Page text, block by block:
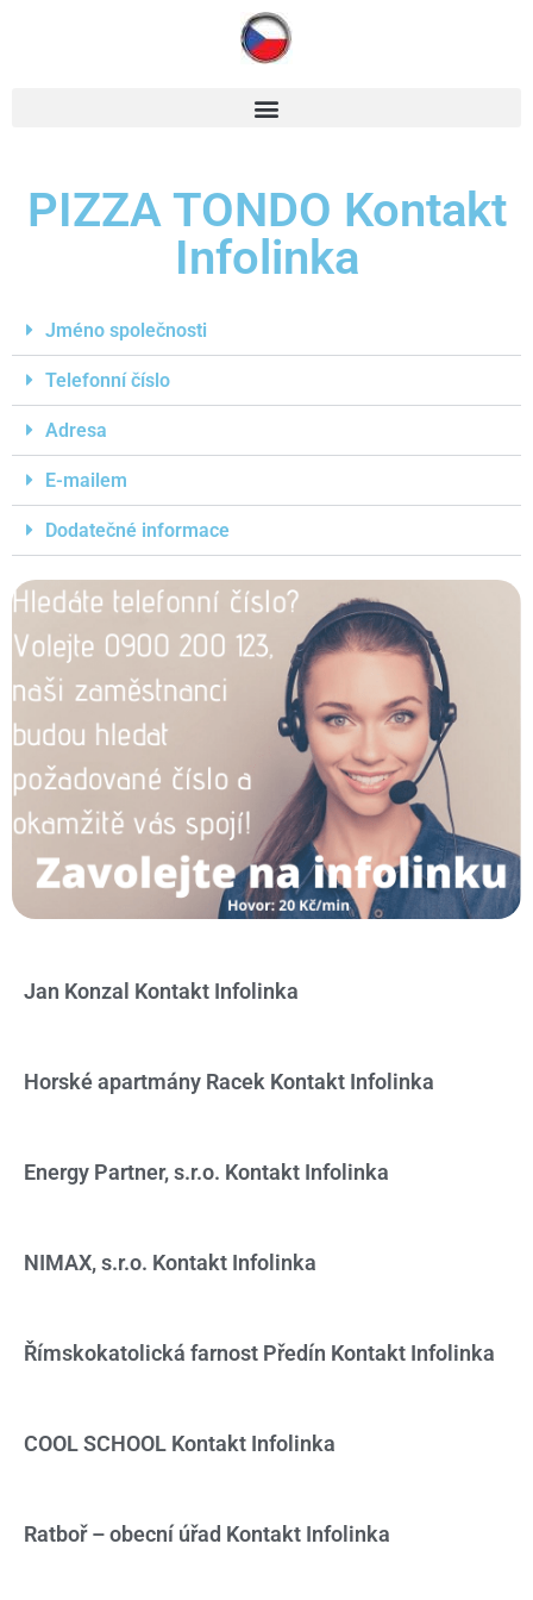
PIZZA TONDO Kontakt
Infolinka
Jméno společnosti
Telefonní číslo
Adresa
E-mailem
Dodatečné informace
Jan Konzal Kontakt Infolinka
Horské apartmány Racek Kontakt Infolinka
Energy Partner, s.r.o. Kontakt Infolinka
NIMAX, s.r.o. Kontakt Infolinka
Římskokatolická farnost Předín Kontakt Infolinka
COOL SCHOOL Kontakt Infolinka
Ratboř – obecní úřad Kontakt Infolinka